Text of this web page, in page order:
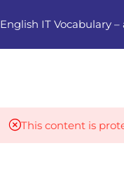
Home
English IT Vocabulary
This content is